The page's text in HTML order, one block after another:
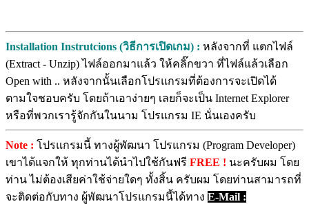
Installation Instrutcions (วิธีการเปิดเกม) : หลังจากที่ แตกไฟล์
(Extract - Unzip) ไฟล์ออกมาแล้ว ให้คลิ๊กขวา ที่ไฟล์แล้วเลือก
Open with .. หลังจากนั้นเลือกโปรแกรมที่ต้องการจะเปิดได้
ตามใจชอบครับ โดยถ้าเอาง่ายๆ เลยก็จะเป็น Internet Explorer
หรือที่พวกเรารู้จักกันในนาม โปรแกรม IE นั่นเองครับ
Note : โปรแกรมนี้ ทางผู้พัฒนา โปรแกรม (Program Developer)
เขาได้แจกให้ ทุกท่านได้นำไปใช้กันฟรี FREE ! นะครับผม โดย
ท่าน ไม่ต้องเสียค่าใช้จ่ายใดๆ ทั้งสิ้น ครับผม โดยท่านสามารถที่
จะติดต่อกับทาง ผู้พัฒนาโปรแกรมนี้ได้ทาง E-Mail :